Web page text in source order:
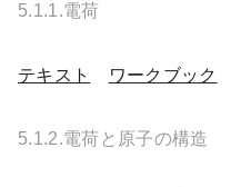
5.1.1.電荷
テキスト ワークブック
5.1.2.電荷と原子の構造